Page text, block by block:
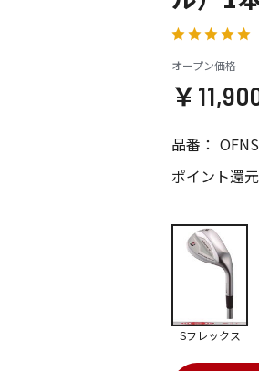
オープン価格
￥
品番：
ポイント還元
Sフレックス